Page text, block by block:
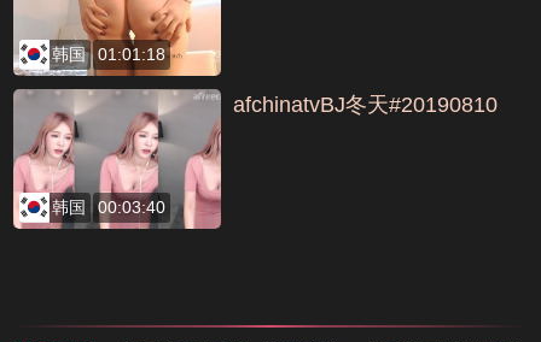
韩国 01:01:18
韩国 00:03:40
afchinatvBJ冬天#20190810